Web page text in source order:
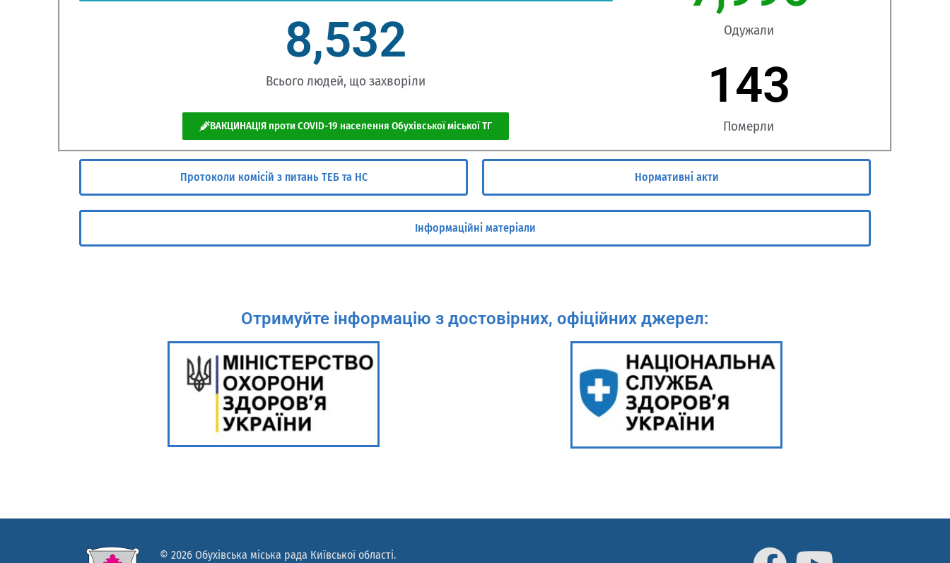
Всього людей, що захворіли
8,532
ВАКЦИНАЦІЯ проти COVID-19 населення Обухівської міської ТГ
Одужали
Померли
143
Протоколи комісій з питань ТЕБ та НС Нормативні акти
Інформаційні матеріали
Отримуйте інформацію з достовірних, офіційних джерел:
© 2026 Обухівська міська рада Київської області.